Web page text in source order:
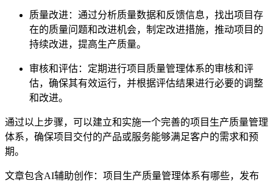
质量改进：通过分析质量数据和反馈信息，找出项目存
在的质量问题和改进机会，制定改进措施，推动项目的
持续改进，提高生产质量。
审核和评估：定期进行项目质量管理体系的审核和评
估，确保其有效运行，并根据评估结果进行必要的调整
和改进。
通过以上步骤，可以建立和实施一个完善的项目生产质量管理
体系，确保项目交付的产品或服务能够满足客户的需求和预
期。
文章包含AI辅助创作：项目生产质量管理体系有哪些，发布